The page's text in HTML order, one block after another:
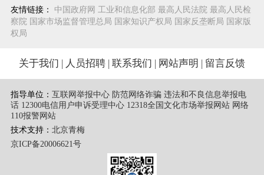
友情链接： 中国政府网 工业和信息化部 最高人民法院 最高人民检
察院 国家市场监督管理总局 国家知识产权局 国家反垄断局 国家版
权局
关于我们 人员招聘 联系我们 网站声明 留言反馈
指导单位： 互联网举报中心 防范网络诈骗 违法和不良信息举报电
话 12300电信用户申诉受理中心 12318全国文化市场举报网站 网络
110报警网站
技术支持： 北京青梅
京ICP备20006621号